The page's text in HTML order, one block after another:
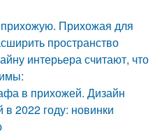
Прихожая для
пространство
интерьера считают, что
в прихожей. Дизайн
2022 году: новинки